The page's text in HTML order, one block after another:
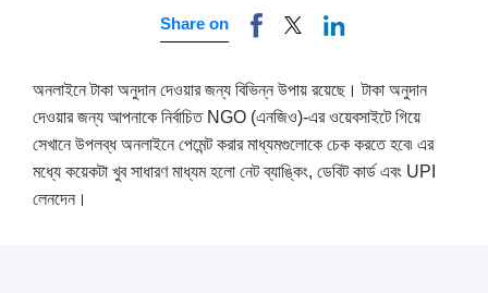
Share on
অনলাইনে টাকা অনুদান দেওয়ার জন্য বিভিন্ন উপায় রয়েছে। টাকা অনুদান
দেওয়ার জন্য আপনাকে নির্বাচিত NGO (এনজিও)-এর ওয়েবসাইটে গিয়ে
সেখানে উপলব্ধ অনলাইনে পেমেন্ট করার মাধ্যমগুলোকে চেক করতে হবে৷ এর
মধ্যে কয়েকটা খুব সাধারণ মাধ্যম হলো নেট ব্যাঙ্কিং, ডেবিট কার্ড এবং UPI
লেনদেন।